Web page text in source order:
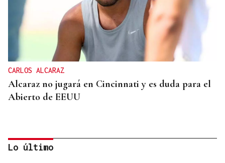
CARLOS ALCARAZ
Alcaraz no jugará en Cincinnati y es duda para el
Abierto de EEUU
Lo último